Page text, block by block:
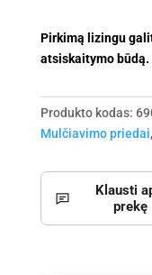
Pirkimą lizingu
atsiskaitymo būdą.
Produkto kodas:
Mulčiavimo priedai,
Klausti
prekę